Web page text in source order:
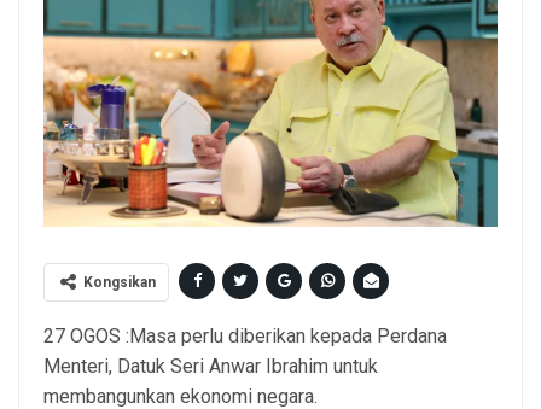
Kongsikan
27 OGOS :Masa perlu diberikan kepada Perdana
Menteri, Datuk Seri Anwar Ibrahim untuk
membangunkan ekonomi negara.